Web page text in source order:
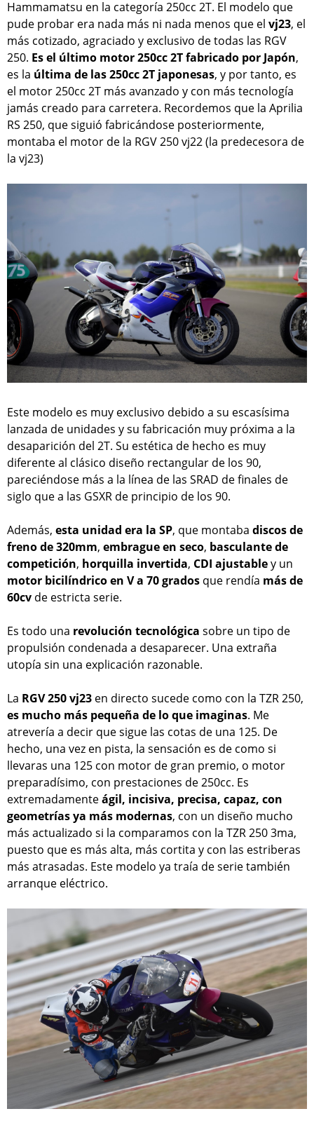
Hammamatsu en la categoría 250cc 2T. El modelo que
pude probar era nada más ni nada menos que el vj23, el
más cotizado, agraciado y exclusivo de todas las RGV
250. Es el último motor 250cc 2T fabricado por Japón,
es la última de las 250cc 2T japonesas, y por tanto, es
el motor 250cc 2T más avanzado y con más tecnología
jamás creado para carretera. Recordemos que la Aprilia
RS 250, que siguió fabricándose posteriormente,
montaba el motor de la RGV 250 vj22 (la predecesora de
la vj23)
Este modelo es muy exclusivo debido a su escasísima
lanzada de unidades y su fabricación muy próxima a la
desaparición del 2T. Su estética de hecho es muy
diferente al clásico diseño rectangular de los 90,
pareciéndose más a la línea de las SRAD de finales de
siglo que a las GSXR de principio de los 90.
Además, esta unidad era la SP, que montaba discos de
freno de 320mm, embrague en seco, basculante de
competición, horquilla invertida, CDI ajustabley un
motor bicilíndrico en V a 70 grados que rendía más de
60cv de estricta serie.
Es todo una revolución tecnológica sobre un tipo de
propulsión condenada a desaparecer. Una extraña
utopía sin una explicación razonable.
La RGV 250 vj23 en directo sucede como con la TZR 250,
es mucho más pequeña de lo que imaginas. Me
atrevería a decir que sigue las cotas de una 125. De
hecho, una vez en pista, la sensación es de como si
llevaras una 125 con motor de gran premio, o motor
preparadísimo, con prestaciones de 250cc. Es
extremadamenteágil, incisiva, precisa, capaz, con
geometrías ya más modernas, con un diseño mucho
más actualizado si la comparamos con la TZR 250 3ma,
puesto que es más alta, más cortita y con las estriberas
más atrasadas. Este modelo ya traía de serie también
arranque eléctrico.